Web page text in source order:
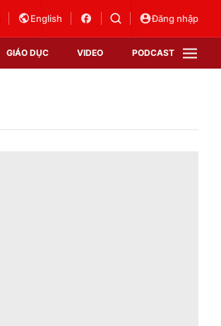
English Đăng nhập
GIÁO DỤC VIDEO PODCAST
VTV Sức khoẻ